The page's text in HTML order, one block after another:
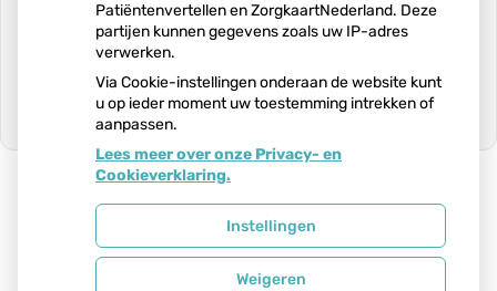
U heeft geen toestemming gegeven
voorexterne inhouddie nodig is om dit
Cookie-instellingen wijzigen
Uw Zorg Online|Beheer
begin
de
Patiëntenvertellen en ZorgkaartNederland. Deze
partijen kunnen gegevens zoals uw IP-adres
verwerken.
Via Cookie-instellingen onderaan de website kunt
u op ieder moment uw toestemming intrekken of
aanpassen.
Lees meer over onze Privacy- en
Cookieverklaring.
Instellingen
Weigeren